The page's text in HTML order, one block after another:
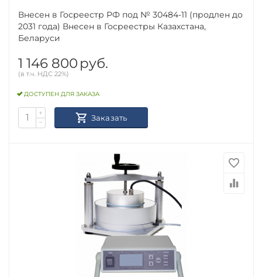
Внесен в Госреестр РФ под № 30484-11 (продлен до
2031 года) Внесен в Госреестры Казахстана,
Беларуси
1 146 800 руб.
(в т.ч. НДС 22%)
ДОСТУПЕН ДЛЯ ЗАКАЗА
+
−
Заказать